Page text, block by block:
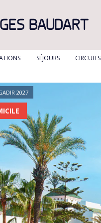
BAUDART
ALGÉRIE
BULGARIE
CANADA
CANARIES
CARAIBES
CORFOU
CORSE
CRETE
SÉJOURS CIRCUITS
2027